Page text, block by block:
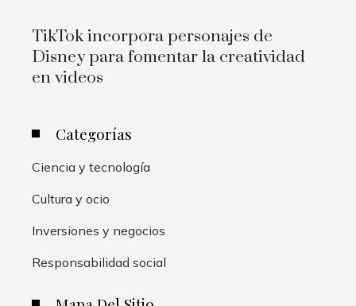
TikTok incorpora personajes de
Disney para fomentar la creatividad
en videos
Categorías
Ciencia y tecnología
Cultura y ocio
Inversiones y negocios
Responsabilidad social